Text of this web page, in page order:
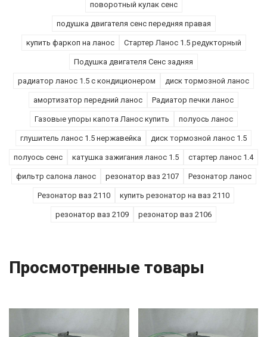
поворотный кулак сенс
подушка двигателя сенс передняя правая
купить фаркоп на ланос Стартер Ланос 1.5 редукторный
Подушка двигателя Сенс задняя
радиатор ланос 1.5 с кондиционером диск тормозной ланос
амортизатор передний ланос Радиатор печки ланос
Газовые упоры капота Ланос купить полуось ланос
глушитель ланос 1.5 нержавейка диск тормозной ланос 1.5
полуось сенс катушка зажигания ланос 1.5 стартер ланос 1.4
фильтр салона ланос резонатор ваз 2107 Резонатор ланос
Резонатор ваз 2110 купить резонатор на ваз 2110
резонатор ваз 2109 резонатор ваз 2106
Просмотренные товары